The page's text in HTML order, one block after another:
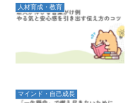
人材育成・教育
マインド・自己成長